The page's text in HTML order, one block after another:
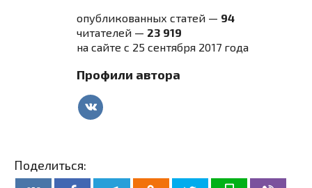
опубликованных статей — 94
читателей — 23 919
на сайте с 25 сентября 2017 года
Профили автора
Поделиться: